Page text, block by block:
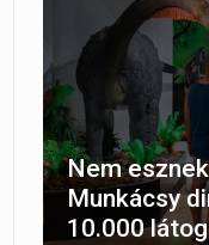
Nem
Munkácsy
10.000